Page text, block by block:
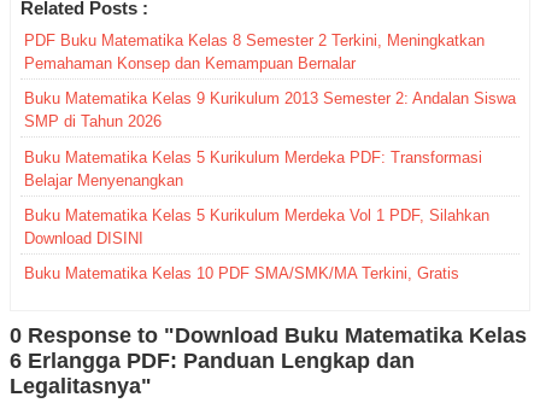
Related Posts :
PDF Buku Matematika Kelas 8 Semester 2 Terkini, Meningkatkan
Pemahaman Konsep dan Kemampuan Bernalar
Buku Matematika Kelas 9 Kurikulum 2013 Semester 2: Andalan Siswa
SMP di Tahun 2026
Buku Matematika Kelas 5 Kurikulum Merdeka PDF: Transformasi
Belajar Menyenangkan
Buku Matematika Kelas 5 Kurikulum Merdeka Vol 1 PDF, Silahkan
Download DISINI
Buku Matematika Kelas 10 PDF SMA/SMK/MA Terkini, Gratis
0 Response to "Download Buku Matematika Kelas
6 Erlangga PDF: Panduan Lengkap dan
Legalitasnya"